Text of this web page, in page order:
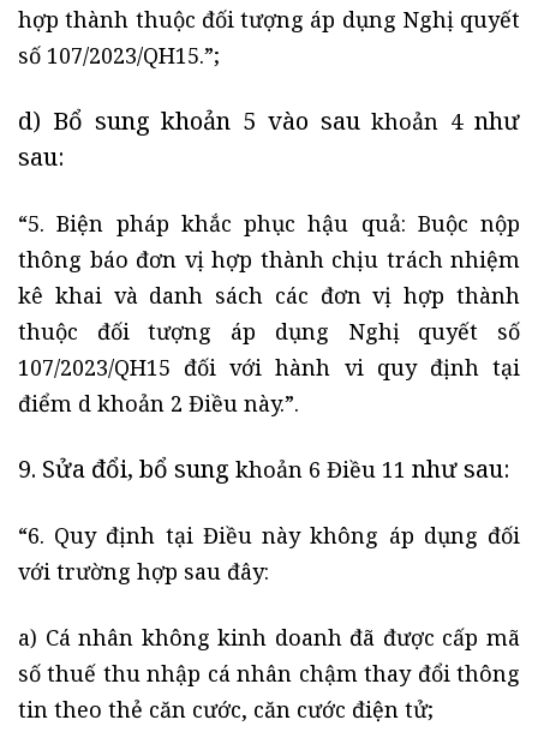
hợp thành thuộc đối tượng áp dụng Nghị quyết
số 107/2023/QH15.”;
d) Bổ sung khoản 5 vào saukhoản 4như
sau:
“5. Biện pháp khắc phục hậu quả: Buộc nộp
thông báo đơn vị hợp thành chịu trách nhiệm
kê khai và danh sách các đơn vị hợp thành
thuộc đối tượng áp dụng Nghị quyết số
107/2023/QH15 đối với hành vi quy định tại
điểm d khoản 2 Điều này.”.
9. Sửa đổi, bổ sung khoản 6 Điều 11 như sau:
“6. Quy định tại Điều này không áp dụng đối
với trường hợp sau đây:
a) Cá nhân không kinh doanh đã được cấp mã
số thuế thu nhập cá nhân chậm thay đổi thông
tin theo thẻ căn cước, căn cước điện tử;